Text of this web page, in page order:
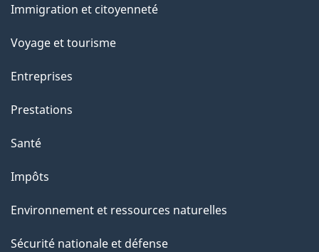
sujets
Immigration et citoyenneté
Voyage et tourisme
Entreprises
Prestations
Santé
Impôts
Environnement et ressources naturelles
Sécurité nationale et défense